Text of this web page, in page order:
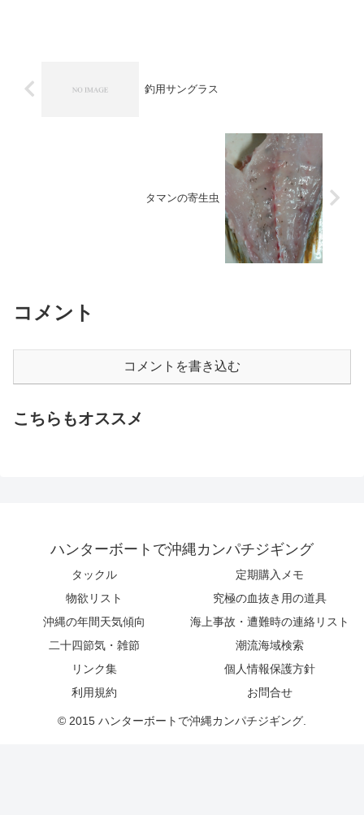
釣用サングラス
タマンの寄生虫
コメント
コメントを書き込む
こちらもオススメ
ハンターボートで沖縄カンパチジギング
タックル
定期購入メモ
物欲リスト
究極の血抜き用の道具
沖縄の年間天気傾向
海上事故・遭難時の連絡リスト
二十四節気・雑節
潮流海域検索
リンク集
個人情報保護方針
利用規約
お問合せ
© 2015 ハンターボートで沖縄カンパチジギング.